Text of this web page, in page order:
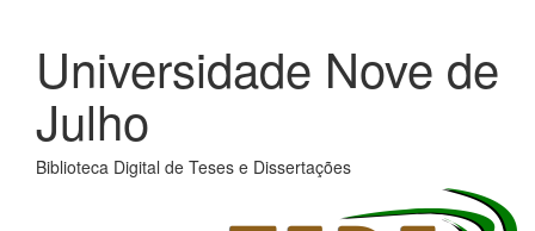
Universidade Nove de
Julho
Biblioteca Digital de Teses e Dissertações